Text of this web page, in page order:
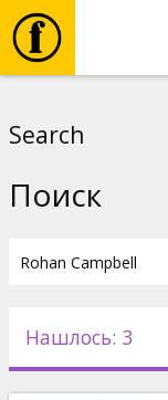
Новости
Search
Поиск
Нашлось: 3